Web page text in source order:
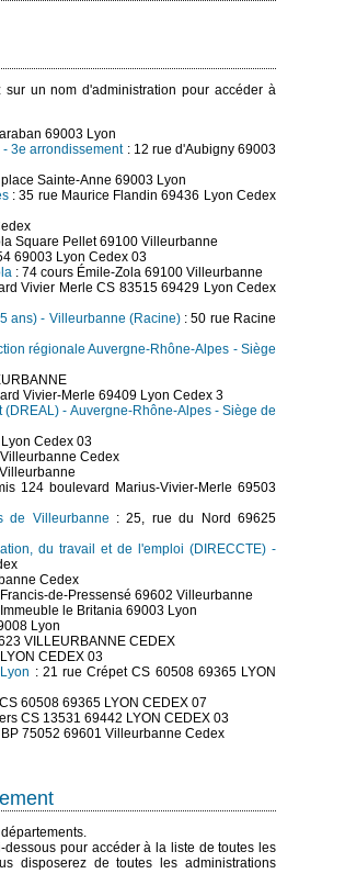
un nom d'administration pour accéder à
69003 Lyon
3e arrondissement: 12 rue d'Aubigny 69003
place Sainte-Anne 69003 Lyon
: 35 rue Maurice Flandin 69436 Lyon Cedex
Square Pellet 69100 Villeurbanne
69003 Lyon Cedex 03
: 74 cours Émile-Zola 69100 Villeurbanne
Vivier Merle CS 83515 69429 Lyon Cedex
ans) - Villeurbanne (Racine): 50 rue Racine
régionale Auvergne-Rhône-Alpes - Siège
Vivier-Merle 69409 Lyon Cedex 3
- Auvergne-Rhône-Alpes - Siège de
Cedex 03
Cedex
124 boulevard Marius-Vivier-Merle 69503
de Villeurbanne : 25, rue du Nord 69625
du travail et de l'emploi (DIRECCTE) -
Cedex
de-Pressensé 69602 Villeurbanne
le Britania 69003 Lyon
Lyon
VILLEURBANNE CEDEX
CEDEX 03
: 21 rue Crépet CS 60508 69365 LYON
60508 69365 LYON CEDEX 07
CS 13531 69442 LYON CEDEX 03
75052 69601 Villeurbanne Cedex
pour accéder à la liste de toutes les
disposerez de toutes les administrations